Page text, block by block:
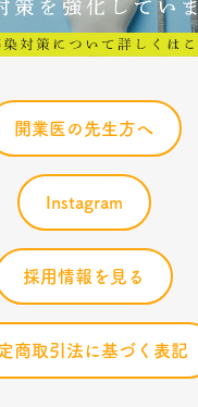
開業医の先生方へ
Instagram
採用情報を見る
商取引法に基づく表記